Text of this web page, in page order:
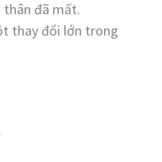
thân đã mất.
thay đổi lớn trong